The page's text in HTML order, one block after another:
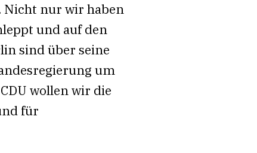
Nicht nur wir haben
und auf den
sind über seine
um
wollen wir die
für